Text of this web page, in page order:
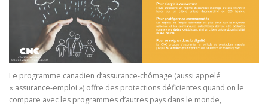
Le programme canadien d’assurance-chômage (aussi appelé
« assurance-emploi ») offre des protections déficientes quand on le
compare avec les programmes d’autres pays dans le monde,